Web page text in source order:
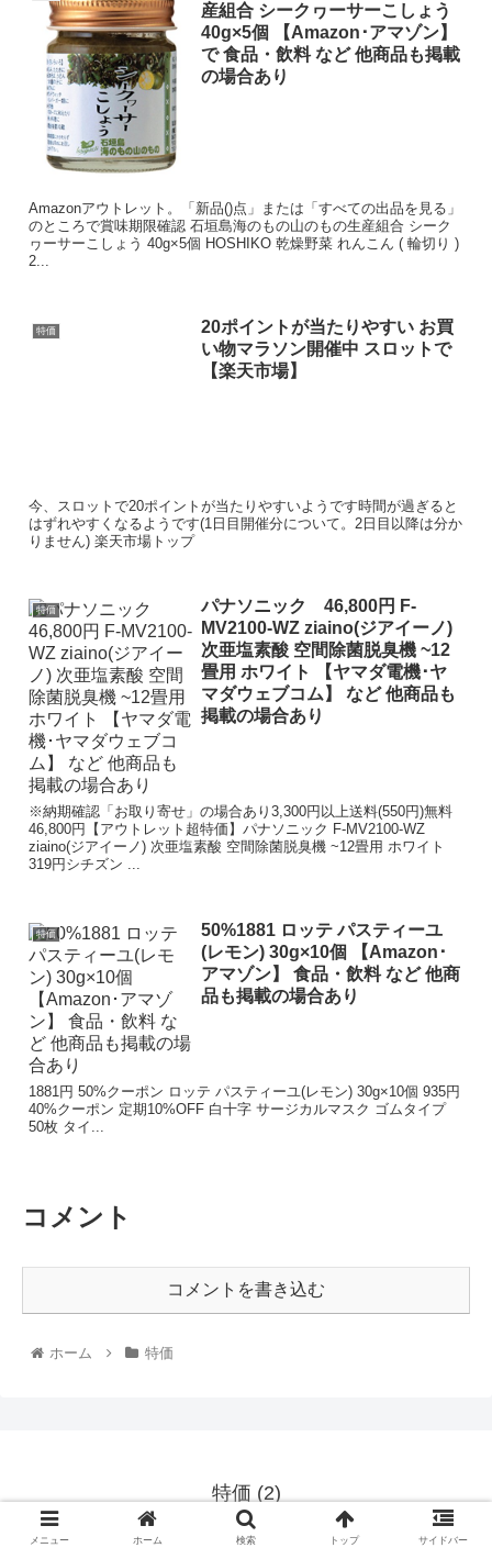
産組合 シークヮーサーこしょう
40g×5個 【Amazon･アマゾン】
で 食品・飲料 など 他商品も掲載
の場合あり
Amazonアウトレット。「新品()点」または「すべての出品を見る」
のところで賞味期限確認 石垣島海のもの山のもの生産組合 シーク
ヮーサーこしょう 40g×5個 HOSHIKO 乾燥野菜 れんこん ( 輪切り )
2...
特価
20ポイントが当たりやすい お買
い物マラソン開催中 スロットで
【楽天市場】
今、スロットで20ポイントが当たりやすいようです時間が過ぎると
はずれやすくなるようです(1日目開催分について。2日目以降は分か
りません) 楽天市場トップ
特価
パナソニック 46,800円 F-
MV2100-WZ ziaino(ジアイーノ)
次亜塩素酸 空間除菌脱臭機 ~12
畳用 ホワイト 【ヤマダ電機･ヤ
マダウェブコム】 など 他商品も
掲載の場合あり
※納期確認「お取り寄せ」の場合あり3,300円以上送料(550円)無料
46,800円【アウトレット超特価】パナソニック F-MV2100-WZ
ziaino(ジアイーノ) 次亜塩素酸 空間除菌脱臭機 ~12畳用 ホワイト
319円シチズン ...
特価
50%1881 ロッテ パスティーユ
(レモン) 30g×10個 【Amazon･
アマゾン】 食品・飲料 など 他商
品も掲載の場合あり
1881円 50%クーポン ロッテ パスティーユ(レモン) 30g×10個 935円
40%クーポン 定期10%OFF 白十字 サージカルマスク ゴムタイプ
50枚 タイ...
コメント
コメントを書き込む
ホーム 特価
特価 (2)
© 2020 特価 (2).
メニュー ホーム 検索 トップ サイドバー